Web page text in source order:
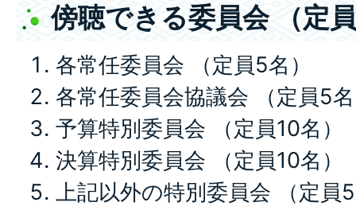
傍聴できる委員会 （定
各常任委員会 （定員5名）
各常任委員会協議会 （定員5
予算特別委員会 （定員10名）
決算特別委員会 （定員10名）
上記以外の特別委員会 （定員